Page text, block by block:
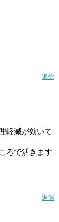
返信
軽減が効いて
ろで活きます
返信